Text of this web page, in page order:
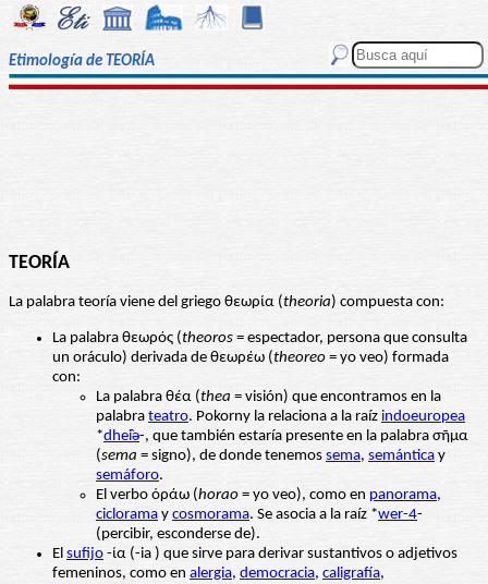
Etimología de TEORÍA
TEORÍA
La palabra teoría viene del griego θεωρία (theoria) compuesta con:
La palabra θεωρός (theoros = espectador, persona que consulta
un oráculo) derivada de θεωρέω (theoreo = yo veo) formada
con:
La palabra θέα (thea = visión) que encontramos en la
palabra teatro. Pokorny la relaciona a la raíz indoeuropea
*dhei̯ǝ-, que también estaría presente en la palabra σῆμα
(sema = signo), de donde tenemos sema, semántica y
semáforo.
El verbo ὁράω (horao = yo veo), como en panorama,
ciclorama y cosmorama. Se asocia a la raíz *wer-4-
(percibir, esconderse de).
El sufijo -ία (-ia ) que sirve para derivar sustantivos o adjetivos
femeninos, como en alergia, democracia, caligrafía,